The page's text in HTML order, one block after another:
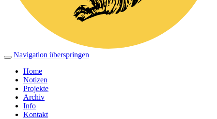
Navigation überspringen
Home
Notizen
Projekte
Archiv
Info
Kontakt